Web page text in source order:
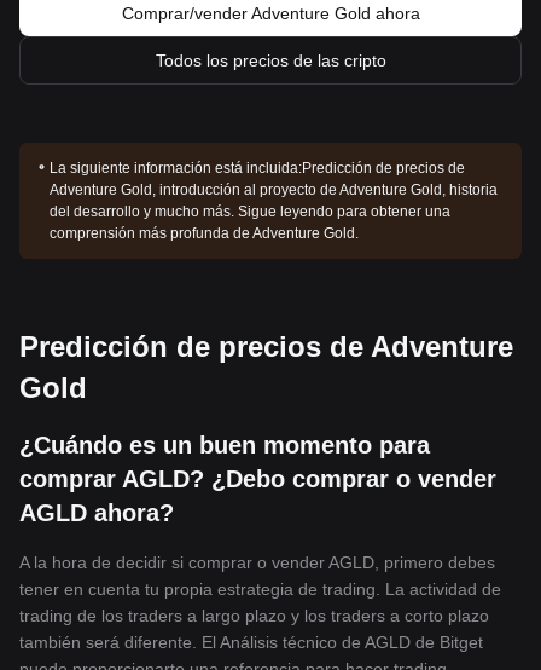
Comprar/vender Adventure Gold ahora
Todos los precios de las cripto
La siguiente información está incluida:Predicción de precios de
Adventure Gold, introducción al proyecto de Adventure Gold, historia
del desarrollo y mucho más. Sigue leyendo para obtener una
comprensión más profunda de Adventure Gold.
Predicción de precios de Adventure
Gold
¿Cuándo es un buen momento para
comprar AGLD? ¿Debo comprar o vender
AGLD ahora?
A la hora de decidir si comprar o vender AGLD, primero debes
tener en cuenta tu propia estrategia de trading. La actividad de
trading de los traders a largo plazo y los traders a corto plazo
también será diferente. El Análisis técnico de AGLD de Bitget